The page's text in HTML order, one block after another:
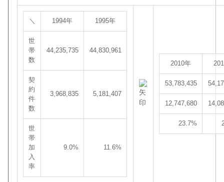
＼ 1994年 1995年
世
帯
数
44,235,735 44,830,961
契
約
件
数
3,968,835 5,181,407
世
帯
加
入
率
9.0% 11.6%
2010年
53,783,435
12,747,680
23.7%